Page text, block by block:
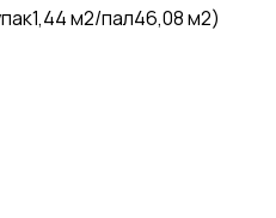
м2/пал46,08 м2)